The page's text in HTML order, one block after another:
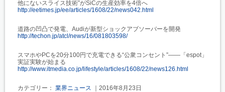
他にないスライス技術”がSiCの生産効率を4倍へ
http://eetimes.jp/ee/articles/1608/22/news042.html
道路の凹凸で発電、Audiが新型ショックアブソーバーを開発
http://techon.jp/atcl/news/16/081803598/
スマホやPCを20分100円で充電できる“公衆コンセント”――「espot」
実証実験が始まる
http://www.itmedia.co.jp/lifestyle/articles/1608/22/news126.html
カテゴリー： 業界ニュース ｜2016年8月23日